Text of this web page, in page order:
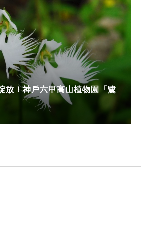
放！神戶六甲高山植物園「鷺